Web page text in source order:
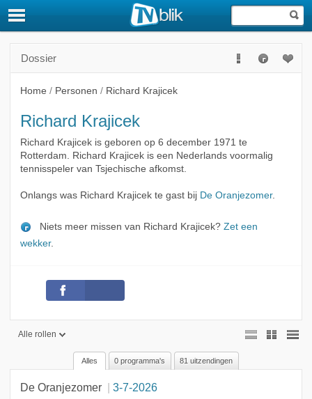
Dossier
Home / Personen / Richard Krajicek
Richard Krajicek
Richard Krajicek is geboren op 6 december 1971 te
Rotterdam. Richard Krajicek is een Nederlands voormalig
tennisspeler van Tsjechische afkomst.
Onlangs was Richard Krajicek te gast bij De Oranjezomer.
Niets meer missen van Richard Krajicek? Zet een
wekker.
Alle rollen
Alle rollen
Geen rol
Alles 0 programma's 81 uitzendingen
De Oranjezomer 3-7-2026